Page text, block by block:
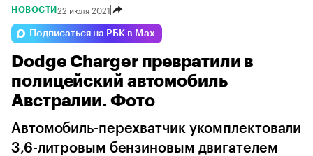
Lada Omoda
Volga Jaecoo Changan
НОВОСТИ 22 июля 2021
Подписаться на РБК в Max
Dodge Charger превратили в
полицейский автомобиль
Австралии. Фото
Автомобиль-перехватчик укомплектовали
3,6-литровым бензиновым двигателем